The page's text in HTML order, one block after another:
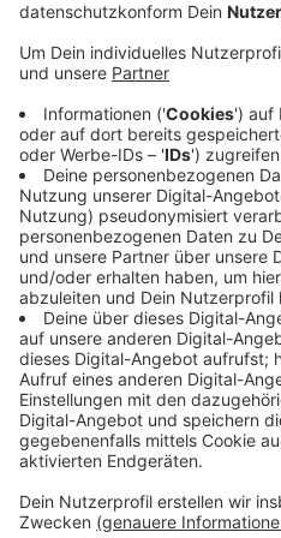
Anzeige
Damit wichtige Beschlüsse
können, trifft sich der
wöchentlich. Darin sitzen
Vorsitzenden der
der Verwaltung und der OB.
auch an einem Plan, wie
geschlossener Ämter
werden sollen. Am
Einzelheiten vorstellen. Seit
städtischen Dienststellen
darunter auch die KfZ-
EInwohnermeldeamt.
Anzeige